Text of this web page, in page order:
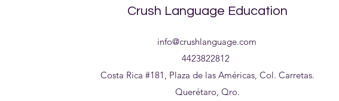
Crush Language Education
info@crushlanguage.com
4423822812
Costa Rica #181, Plaza de las Américas, Col. Carretas.
Querétaro, Qro.